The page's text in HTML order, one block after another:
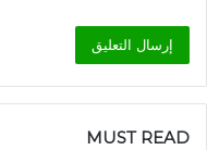
MUST READ